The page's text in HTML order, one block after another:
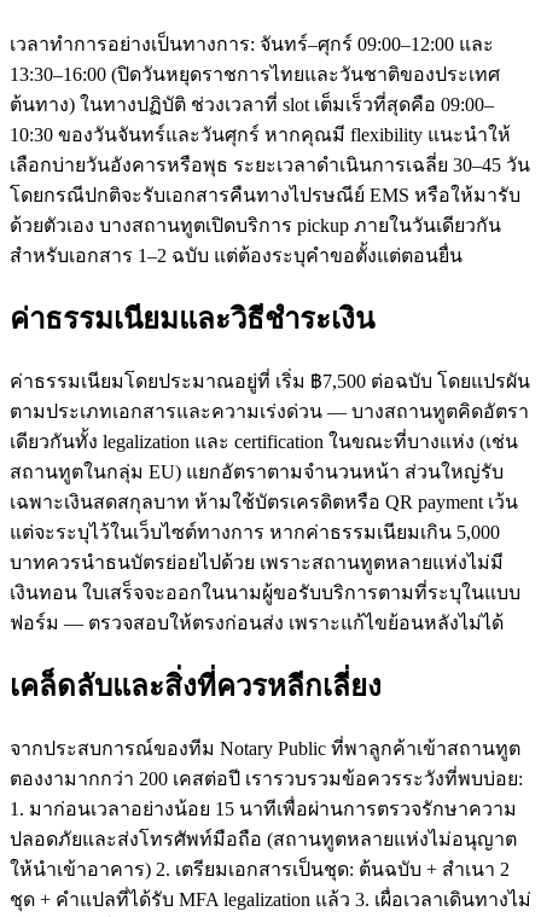
เวลาทำการอย่างเป็นทางการ: จันทร์–ศุกร์ 09:00–12:00 และ
13:30–16:00 (ปิดวันหยุดราชการไทยและวันชาติของประเทศ
ต้นทาง) ในทางปฏิบัติ ช่วงเวลาที่ slot เต็มเร็วที่สุดคือ 09:00–
10:30 ของวันจันทร์และวันศุกร์ หากคุณมี flexibility แนะนำให้
เลือกบ่ายวันอังคารหรือพุธ ระยะเวลาดำเนินการเฉลี่ย 30–45 วัน
โดยกรณีปกติจะรับเอกสารคืนทางไปรษณีย์ EMS หรือให้มารับ
ด้วยตัวเอง บางสถานทูตเปิดบริการ pickup ภายในวันเดียวกัน
สำหรับเอกสาร 1–2 ฉบับ แต่ต้องระบุคำขอตั้งแต่ตอนยื่น
ค่าธรรมเนียมและวิธีชำระเงิน
ค่าธรรมเนียมโดยประมาณอยู่ที่ เริ่ม ฿7,500 ต่อฉบับ โดยแปรผัน
ตามประเภทเอกสารและความเร่งด่วน — บางสถานทูตคิดอัตรา
เดียวกันทั้ง legalization และ certification ในขณะที่บางแห่ง (เช่น
สถานทูตในกลุ่ม EU) แยกอัตราตามจำนวนหน้า ส่วนใหญ่รับ
เฉพาะเงินสดสกุลบาท ห้ามใช้บัตรเครดิตหรือ QR payment เว้น
แต่จะระบุไว้ในเว็บไซต์ทางการ หากค่าธรรมเนียมเกิน 5,000
บาทควรนำธนบัตรย่อยไปด้วย เพราะสถานทูตหลายแห่งไม่มี
เงินทอน ใบเสร็จจะออกในนามผู้ขอรับบริการตามที่ระบุในแบบ
ฟอร์ม — ตรวจสอบให้ตรงก่อนส่ง เพราะแก้ไขย้อนหลังไม่ได้
เคล็ดลับและสิ่งที่ควรหลีกเลี่ยง
จากประสบการณ์ของทีม Notary Public ที่พาลูกค้าเข้าสถานทูต
ตองงามากกว่า 200 เคสต่อปี เรารวบรวมข้อควรระวังที่พบบ่อย:
1. มาก่อนเวลาอย่างน้อย 15 นาทีเพื่อผ่านการตรวจรักษาความ
ปลอดภัยและส่งโทรศัพท์มือถือ (สถานทูตหลายแห่งไม่อนุญาต
ให้นำเข้าอาคาร) 2. เตรียมเอกสารเป็นชุด: ต้นฉบับ + สำเนา 2
ชุด + คำแปลที่ได้รับ MFA legalization แล้ว 3. เผื่อเวลาเดินทางไม่